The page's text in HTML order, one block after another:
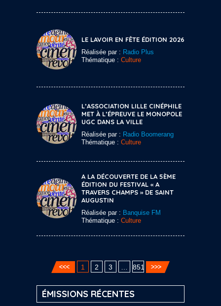
LE LAVOIR EN FÊTE ÉDITION 2026
Réalisée par : Radio Plus
Thématique : Culture
L’ASSOCIATION LILLE CINÉPHILE
MET À L’ÉPREUVE LE MONOPOLE
UGC DANS LA VILLE
Réalisée par : Radio Boomerang
Thématique : Culture
A LA DÉCOUVERTE DE LA 5ÈME
ÉDITION DU FESTIVAL « A
TRAVERS CHAMPS » DE SAINT
AUGUSTIN
Réalisée par : Banquise FM
Thématique : Culture
1 2 3 851
ÉMISSIONS RÉCENTES